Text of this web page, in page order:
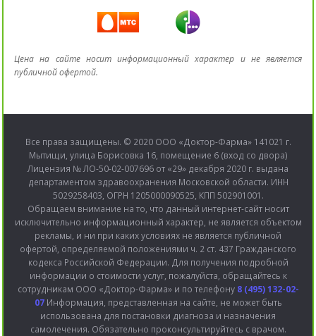
Цена на сайте носит информационный характер и не является
публичной офертой.
Все права защищены. © 2020 ООО «Доктор-Фарма» 141021 г.
Мытищи, улица Борисовка 16, помещение 6 (вход со двора)
Лицензия № ЛО-50-02-007696 от «29» декабря 2020 г. выдана
департаментом здравоохранения Московской области. ИНН
5029258403, ОГРН 1205000090525, КПП 502901001.
Обращаем внимание на то, что данный интернет-сайт носит
исключительно информационный характер, не является объектом
рекламы, и ни при каких условиях не является публичной
офертой, определяемой положениями ч. 2 ст. 437 Гражданского
кодекса Российской Федерации. Для получения подробной
информации о стоимости услуг, пожалуйста, обращайтесь к
сотрудникам ООО «Доктор-Фарма» и по телефону 8 (495) 132-02-
07Информация, представленная на сайте, не может быть
использована для постановки диагноза и назначения
самолечения. Обязательно проконсультируйтесь с врачом.